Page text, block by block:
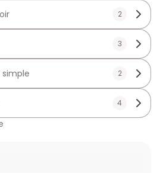
2
3
simple 2
4